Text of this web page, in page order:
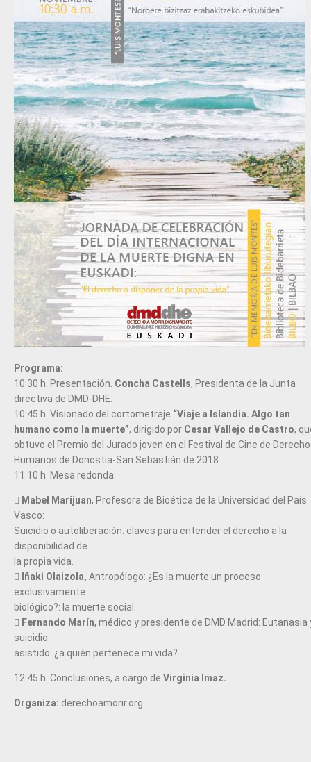
Programa:
10:30 h. Presentación. Concha Castells, Presidenta de la Junta
directiva de DMD-DHE.
10:45 h. Visionado del cortometraje “Viaje a Islandia. Algo tan
humano como la muerte”, dirigido por Cesar Vallejo de Castro,
obtuvo el Premio del Jurado joven en el Festival de Cine de
Humanos de Donostia-San Sebastián de 2018.
11:10 h. Mesa redonda:
 Mabel Marijuan, Profesora de Bioética de la Universidad del País
Vasco:
Suicidio o autoliberación: claves para entender el derecho a la
disponibilidad de
la propia vida.
 Iñaki Olaizola, Antropólogo: ¿Es la muerte un proceso
exclusivamente
biológico?: la muerte social.
 Fernando Marín, médico y presidente de DMD Madrid: Eutanasia
suicidio
asistido: ¿a quién pertenece mi vida?
12:45 h. Conclusiones, a cargo de Virginia Imaz.
Organiza: derechoamorir.org